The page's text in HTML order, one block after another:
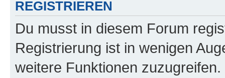
REGISTRIEREN
Du musst in diesem Forum
Registrierung ist in wenigen
weitere Funktionen